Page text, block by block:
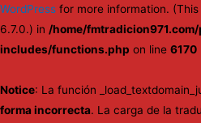
WordPress for more information.
6.7.0.) in /home/
includes/functions.php on line 6170
Notice: La función
forma incorrecta. La carga de la